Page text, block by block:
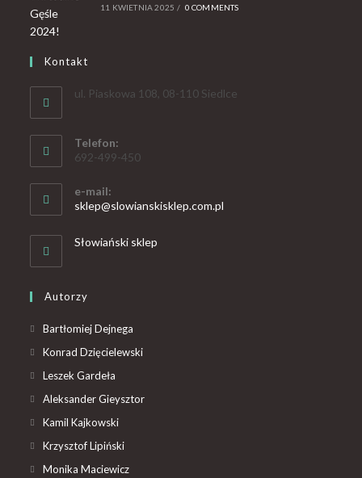
11 KWIETNIA 2025 / 0 COMMENTS
Kontakt
ul. Piaskowa 108, 08-110 Siedlce
Telefon:
692-499-450
e-mail:
sklep@slowianskisklep.com.pl
Słowiański sklep
Autorzy
Bartłomiej Dejnega
Konrad Dzięcielewski
Leszek Gardeła
Aleksander Gieysztor
Kamil Kajkowski
Krzysztof Lipiński
Monika Maciewicz